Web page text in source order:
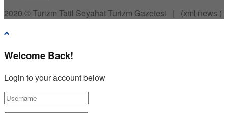
2020 ©Turizm Tatil SeyahatTurizm Gazetesi | (xml news )
Welcome Back!
Login to your account below